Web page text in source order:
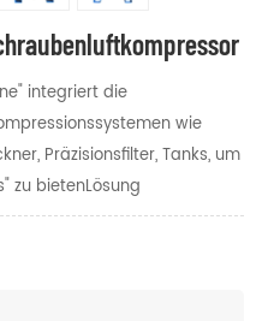
integriert die
wie
Präzisionsfilter, Tanks, um
zu bietenLösung